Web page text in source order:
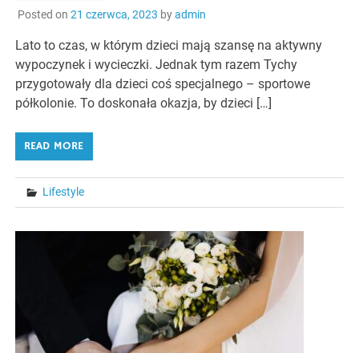
Posted on 21 czerwca, 2023 byadmin
Lato to czas, w którym dzieci mają szansę na aktywny
wypoczynek i wycieczki. Jednak tym razem Tychy
przygotowały dla dzieci coś specjalnego – sportowe
półkolonie. To doskonała okazja, by dzieci […]
READ MORE
Lifestyle